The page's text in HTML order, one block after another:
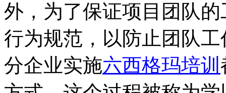
外，为了保证项目团队
行为规范，以防止团队
分企业实施六西格玛培训